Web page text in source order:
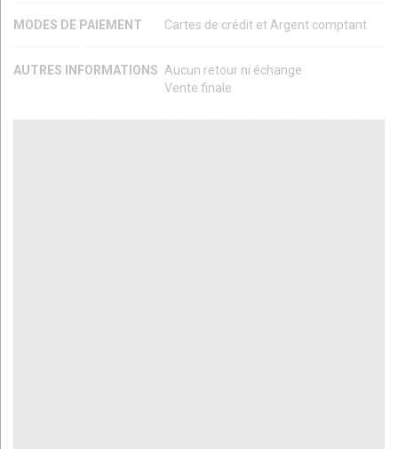
MODES DE PAIEMENT Cartes de crédit et Argent comptant
AUTRES INFORMATIONS Aucun retour ni échange
Vente finale